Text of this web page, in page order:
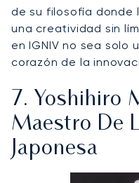
de su filosofía donde
una creatividad sin
en IGNIV no sea solo
corazón de la
7. Yoshihiro
Maestro De
Japonesa